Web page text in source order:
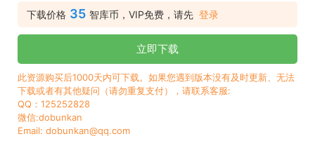
下载价格 35 智库币，VIP免费，请先 登录
立即下载
此资源购买后1000天内可下载。如果您遇到版本没有及时更新、无法
下载或者有其他疑问（请勿重复支付），请联系客服:
QQ：125252828
微信:dobunkan
Email: dobunkan@qq.com